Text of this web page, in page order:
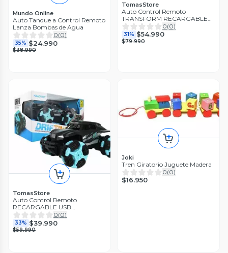
Mundo Online
Auto Tanque a Control Remoto
Lanza Bombas de Agua
0(0)
35% $24.990
$38.990
TomasStore
Auto Control Remoto
TRANSFORM RECARGABLE
USB
0(0)
31% $54.990
$79.990
TomasStore
Auto Control Remoto
RECARGABLE USB
NEGROCELESTE
0(0)
33% $39.990
$59.990
Joki
Tren Giratorio Juguete Madera
0(0)
$16.950